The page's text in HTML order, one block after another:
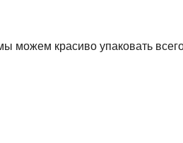
можем красиво упаковать